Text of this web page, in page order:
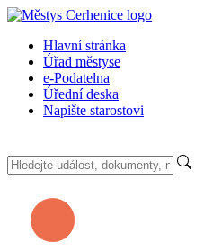
Hlavní stránka
Úřad městyse
e-Podatelna
Úřední deska
Napište starostovi